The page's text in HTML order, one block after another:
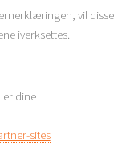
vil disse
iverksettes.
dine
sites